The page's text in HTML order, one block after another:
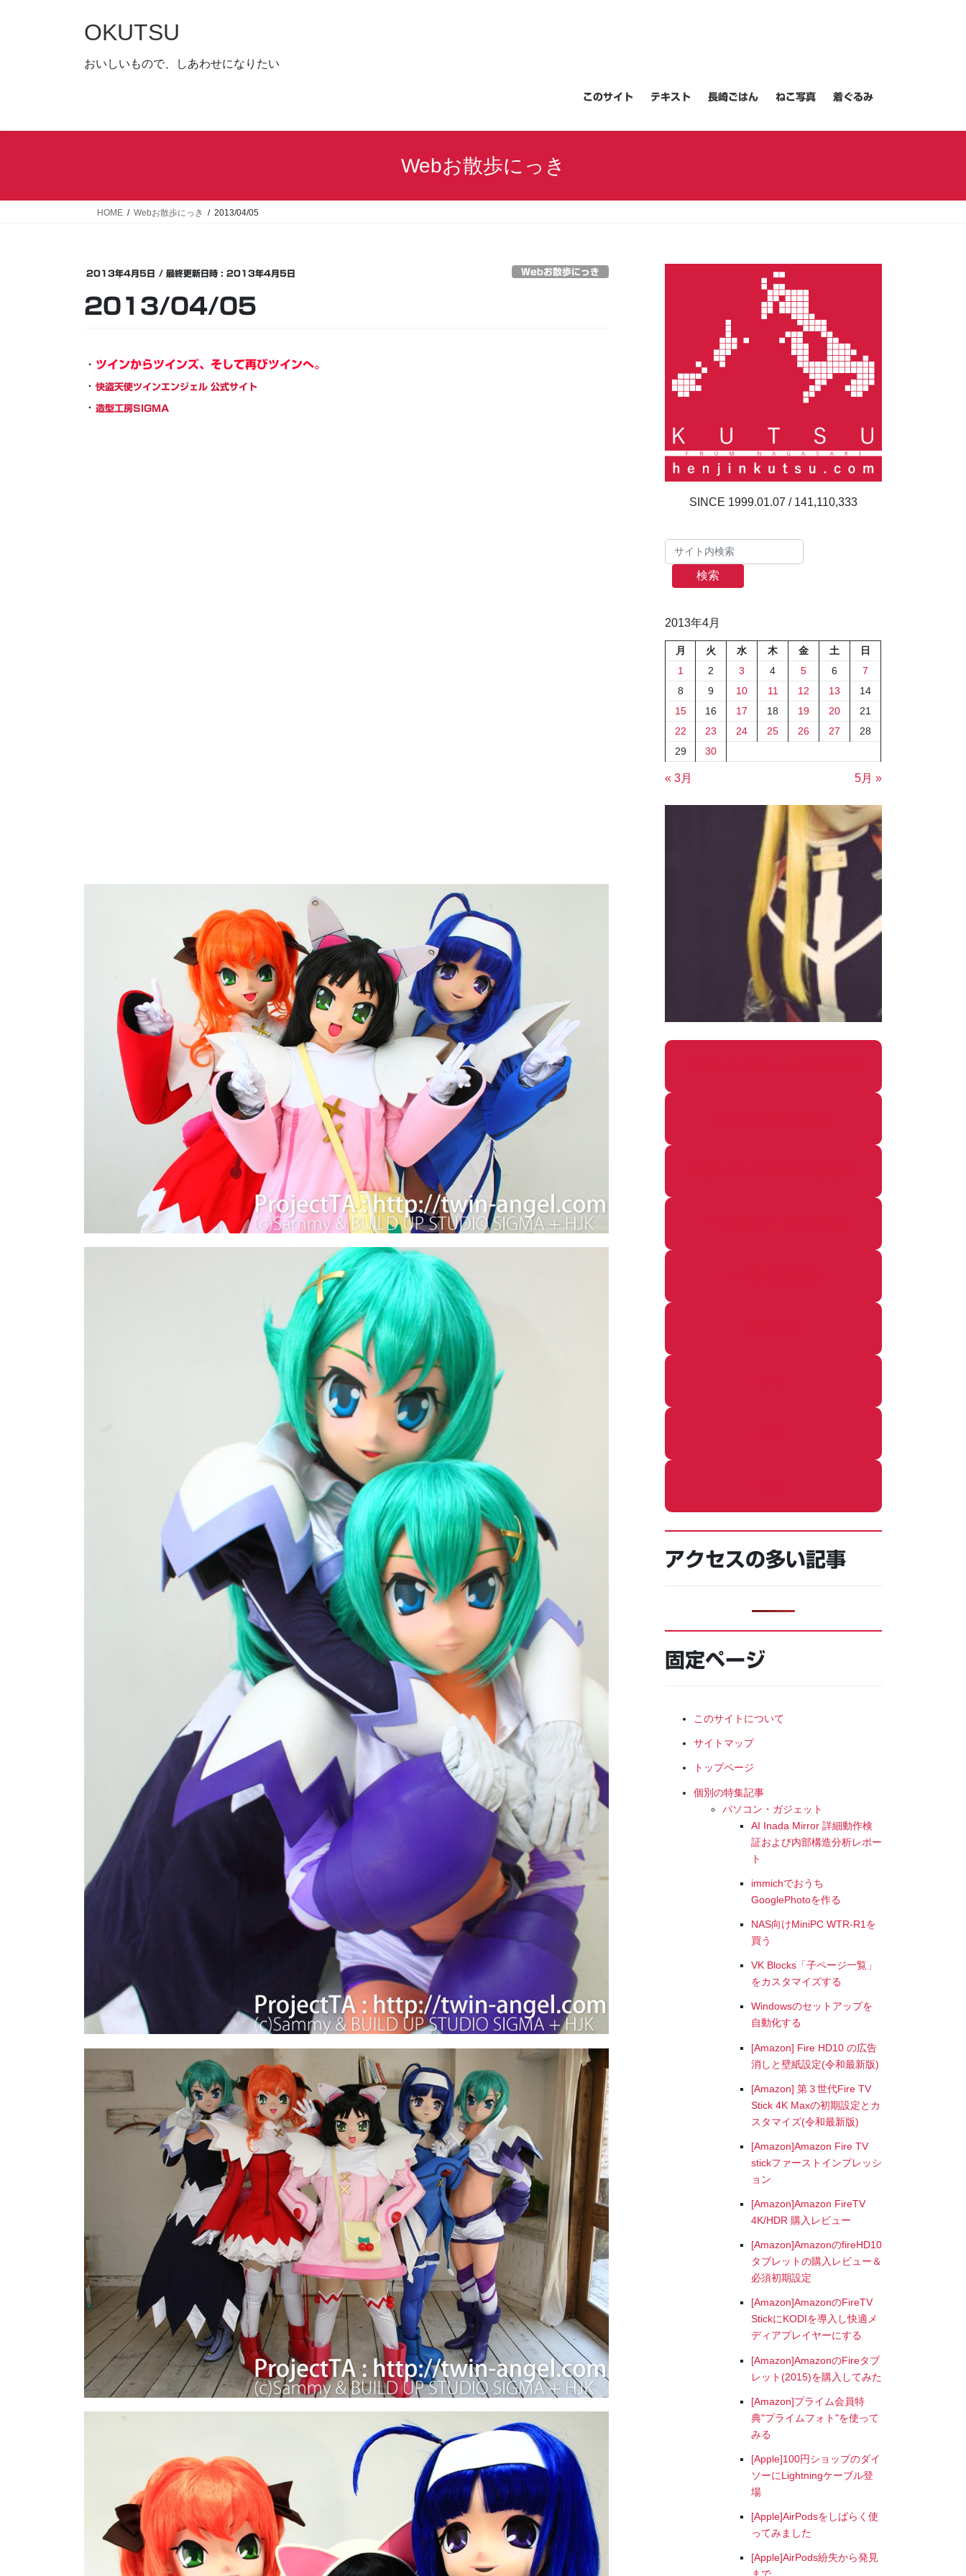
キ
に
OKUTSU
おいしいもので、しあわせになりたい
このサイト テキスト 長崎ごはん ねこ写真 着ぐるみ
Webお散歩にっき
HOME Webお散歩にっき 2013/04/05
2013年4月5日 / 最終更新日時 : 2013年4月5日 Webお散歩にっき
2013/04/05
・ ツインからツインズ、そして再びツインへ。
・ 快盗天使ツインエンジェル 公式サイト
・ 造型工房SIGMA
141,110,333
検索
2013年4月
月 火 水 木 金 土
日
1
2 3 4 5 6
7
8
9 10 11 12 13
14
15
16 17 18 19 20
21
22
23 24 25 26 27
28
29
30
« 3月 5月 »
アクセスの多い記事
固定ページ
このサイトについて
サイトマップ
トップページ
個別の特集記事
パソコン・ガジェット
AI Inada Mirror 詳細動作検
証および内部構造分析レポー
ト
immichでおうち
GooglePhotoを作る
NAS向けMiniPC WTR-R1を
買う
VK Blocks「子ページ一覧」
をカスタマイズする
Windowsのセットアップを
自動化する
[Amazon] Fire HD10 の広告
消しと壁紙設定(令和最新版)
[Amazon] 第３世代Fire TV
Stick 4K Maxの初期設定とカ
スタマイズ(令和最新版)
[Amazon]Amazon Fire TV
stickファーストインプレッシ
ョン
[Amazon]Amazon FireTV
4K/HDR 購入レビュー
[Amazon]AmazonのfireHD10
タブレットの購入レビュー＆
必須初期設定
[Amazon]AmazonのFireTV
StickにKODIを導入し快適メ
ディアプレイヤーにする
[Amazon]AmazonのFireタブ
レット(2015)を購入してみた
[Amazon]プライム会員特
典"プライムフォト"を使って
みる
[Apple]100円ショップのダイ
ソーにLightningケーブル登
場
[Apple]AirPodsをしばらく使
ってみました
[Apple]AirPods紛失から発見